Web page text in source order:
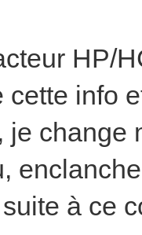
HP/
cette info
je change
à ce